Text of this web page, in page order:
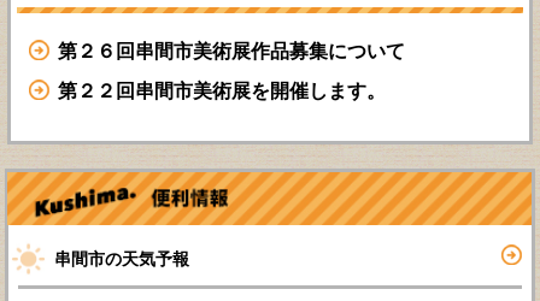
第２６回串間市美術展作品募集について
第２２回串間市美術展を開催します。
串間市の天気予報